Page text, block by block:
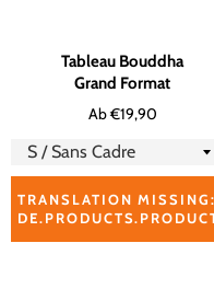
Tableau Bouddha
Grand Format
Ab €19,90
TRANSLATION MISSING: